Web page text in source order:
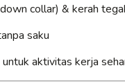
collar) & kerah
saku
aktivitas kerja